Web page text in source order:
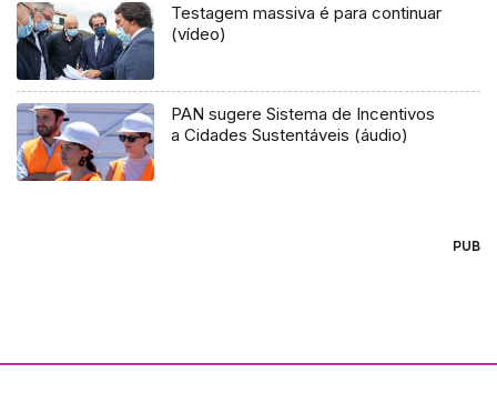
Testagem massiva é para continuar
(vídeo)
PAN sugere Sistema de Incentivos
a Cidades Sustentáveis (áudio)
PUB